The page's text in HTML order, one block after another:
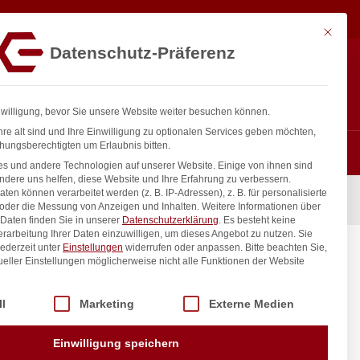
500x400x(H)750mm
inkl. / exkl. MwSt.
€ exkl. MwSt. In den Warenkorb
Mit
Datenschutz-Präferenz
bevor Sie unsere Website weiter besuchen können.
alt sind und Ihre Einwilligung zu optionalen Services geben möchten,
um Erlaubnis bitten.
und andere Technologien auf unserer Website. Einige von ihnen sind
uns helfen, diese Website und Ihre Erfahrung zu verbessern.
können verarbeitet werden (z. B. IP-Adressen), z. B. für personalisierte
die Messung von Anzeigen und Inhalten. Weitere Informationen über
finden Sie in unserer Datenschutzerklärung. Es besteht keine
Ihrer Daten einzuwilligen, um dieses Angebot zu nutzen. Sie
unter Einstellungen widerrufen oder anpassen. Bitte beachten Sie,
Einstellungen möglicherweise nicht alle Funktionen der Website
Service-Gruppen, für die eine Einwilligung erteilt werden kann.
Marketing Externe Medien
Einwilligung speichern